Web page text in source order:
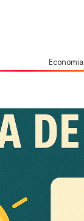
Economia